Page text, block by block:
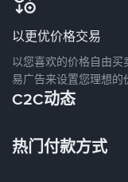
以更优价格交易
以您喜欢的价格自由
易广告来设置您理想的
C2C动态
热门付款方式